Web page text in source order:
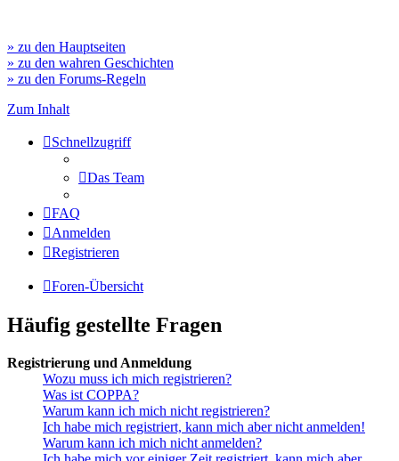
» zu den Hauptseiten
» zu den wahren Geschichten
» zu den Forums-Regeln
Zum Inhalt
Schnellzugriff
Das Team
FAQ
Anmelden
Registrieren
Foren-Übersicht
Häufig gestellte Fragen
Registrierung und Anmeldung
Wozu muss ich mich registrieren?
Was ist COPPA?
Warum kann ich mich nicht registrieren?
Ich habe mich registriert, kann mich aber nicht anmelden!
Warum kann ich mich nicht anmelden?